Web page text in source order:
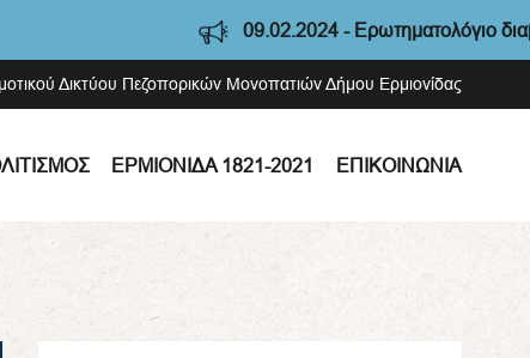
09.02.2024 - Ερωτηματολόγιο
Δικτύου Πεζοπορικών Μονοπατιών Δήμου Ερμιονίδας
ΕΡΜΙΟΝΊΔΑ 1821-2021 ΕΠΙΚΟΙΝΩΝΊΑ